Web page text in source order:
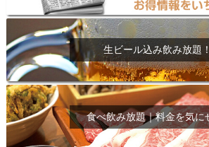
生ビール込み飲み放題！
食べ飲み放題｜料金を気に